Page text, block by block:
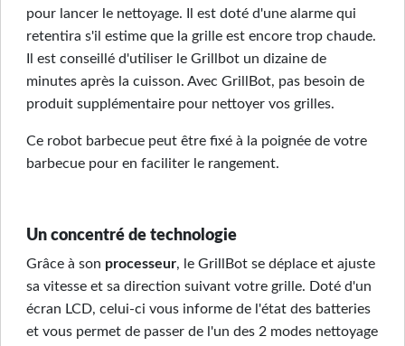
pour lancer le nettoyage. Il est doté d'une alarme qui
retentira s'il estime que la grille est encore trop chaude.
Il est conseillé d'utiliser le Grillbot un dizaine de
minutes après la cuisson. Avec GrillBot, pas besoin de
produit supplémentaire pour nettoyer vos grilles.
Ce robot barbecue peut être fixé à la poignée de votre
barbecue pour en faciliter le rangement.
Un concentré de technologie
Grâce à son processeur, le GrillBot se déplace et ajuste
sa vitesse et sa direction suivant votre grille. Doté d'un
écran LCD, celui-ci vous informe de l'état des batteries
et vous permet de passer de l'un des 2 modes nettoyage